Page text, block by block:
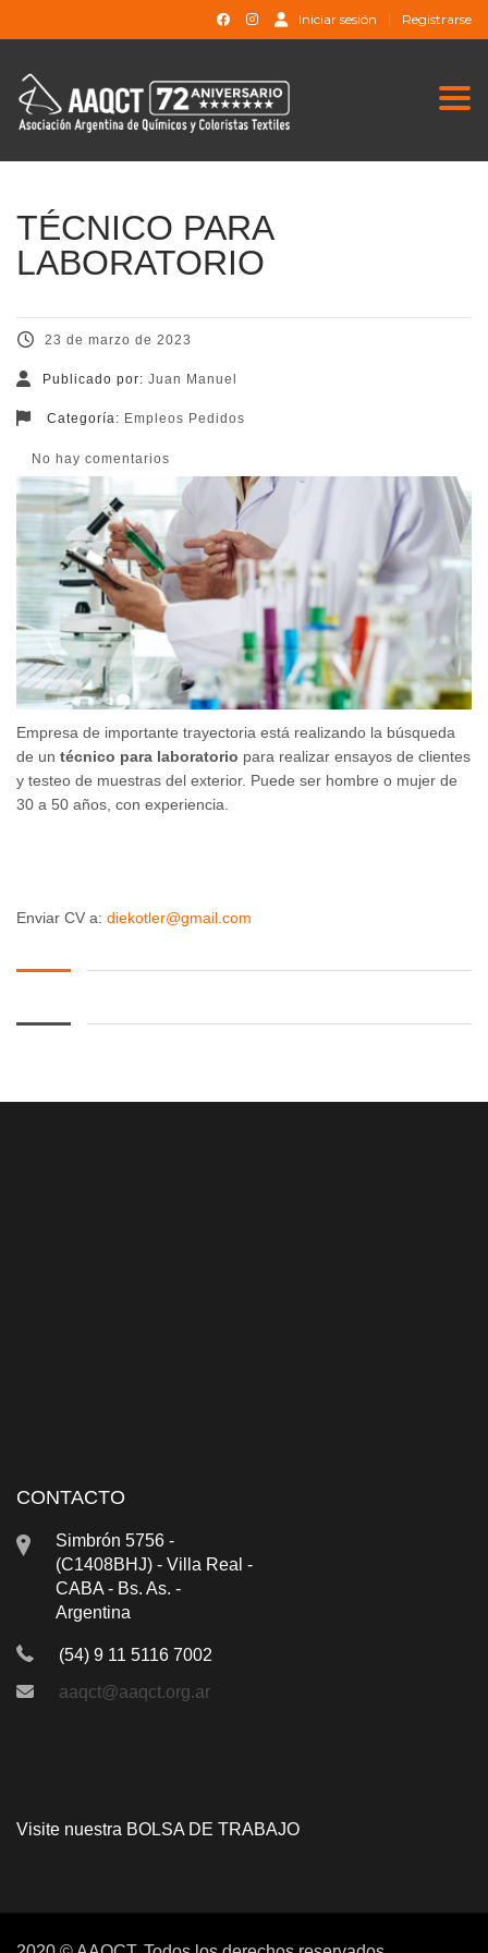
Iniciar sesión Registrarse
TÉCNICO PARA
LABORATORIO
23 de marzo de 2023
Publicado por: Juan Manuel
Categoría: Empleos Pedidos
No hay comentarios
Empresa de importante trayectoria está realizando la búsqueda
de un técnico para laboratorio para realizar ensayos de clientes
y testeo de muestras del exterior. Puede ser hombre o mujer de
30 a 50 años, con experiencia.
Enviar CV a: diekotler@gmail.com
CONTACTO
Simbrón 5756 -
(C1408BHJ) - Villa Real -
CABA - Bs. As. -
Argentina
(54) 9 11 5116 7002
aaqct@aaqct.org.ar
Visite nuestra BOLSA DE TRABAJO